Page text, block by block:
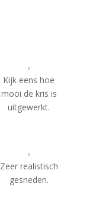
Kijk eens hoe
mooi de kris is
uitgewerkt.
Zeer realistisch
gesneden.